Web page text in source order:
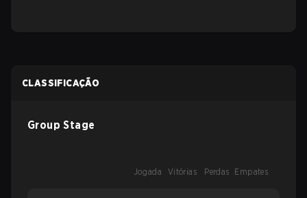
CLASSIFICAÇÃO
Group Stage
Jogada Vitórias Perdas Empates